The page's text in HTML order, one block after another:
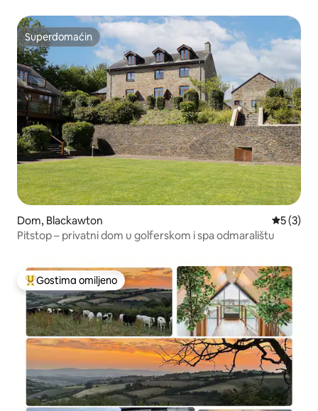
Superdomaćin
Superdomaćin
Dom, Blackawton
5 (3)
Pitstop – privatni dom u golferskom i spa odmaralištu
Najuspešniji među gostima omiljenim
Gostima omiljeno